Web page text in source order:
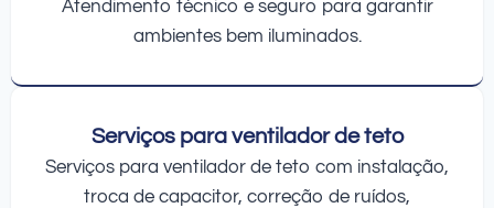
Atendimento técnico e seguro para garantir
ambientes bem iluminados.
Serviços para ventilador de teto
Serviços para ventilador de teto com instalação,
troca de capacitor, correção de ruídos,